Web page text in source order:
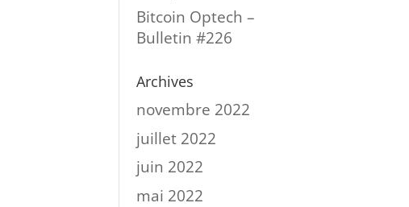
Bitcoin Optech –
Bulletin #226
Archives
novembre 2022
juillet 2022
juin 2022
mai 2022